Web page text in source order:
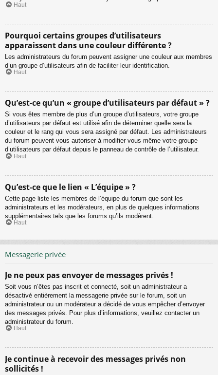
Haut
Pourquoi certains groupes d’utilisateurs
apparaissent dans une couleur différente ?
Les administrateurs du forum peuvent assigner une couleur aux membres
d’un groupe d’utilisateurs afin de faciliter leur identification.
Haut
Qu’est-ce qu’un « groupe d’utilisateurs par défaut » ?
Si vous êtes membre de plus d’un groupe d’utilisateurs, votre groupe
d’utilisateurs par défaut est utilisé afin de déterminer quelle sera la
couleur et le rang qui vous sera assigné par défaut. Les administrateurs
du forum peuvent vous autoriser à modifier vous-même votre groupe
d’utilisateurs par défaut depuis le panneau de contrôle de l’utilisateur.
Haut
Qu’est-ce que le lien « L’équipe » ?
Cette page liste les membres de l’équipe du forum que sont les
administrateurs et les modérateurs, en plus de quelques informations
supplémentaires tels que les forums qu’ils modèrent.
Haut
Messagerie privée
Je ne peux pas envoyer de messages privés !
Soit vous n’êtes pas inscrit et connecté, soit un administrateur a
désactivé entièrement la messagerie privée sur le forum, soit un
administrateur ou un modérateur a décidé de vous empêcher d’envoyer
des messages privés. Pour plus d’informations, veuillez contacter un
administrateur du forum.
Haut
Je continue à recevoir des messages privés non
sollicités !